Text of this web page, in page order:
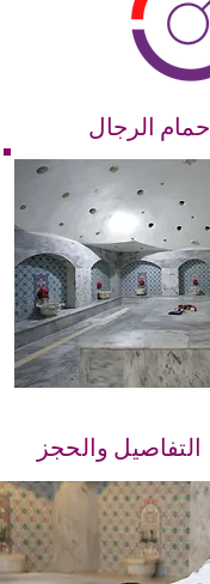
حمام الرجال
التفاصيل والحجز